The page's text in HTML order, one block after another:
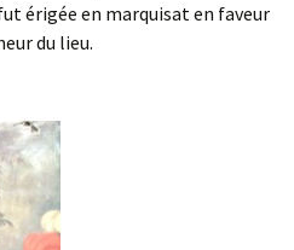
érigée en marquisat en faveur
du lieu.